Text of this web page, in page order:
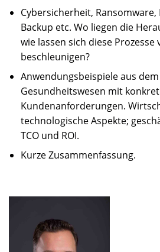
Cybersicherheit, Ransomware,
Backup etc. Wo liegen die
wie lassen sich diese Prozesse
beschleunigen?
Anwendungsbeispiele aus
Gesundheitswesen mit
Kundenanforderungen.
technologische Aspekte;
TCO und ROI.
Kurze Zusammenfassung.